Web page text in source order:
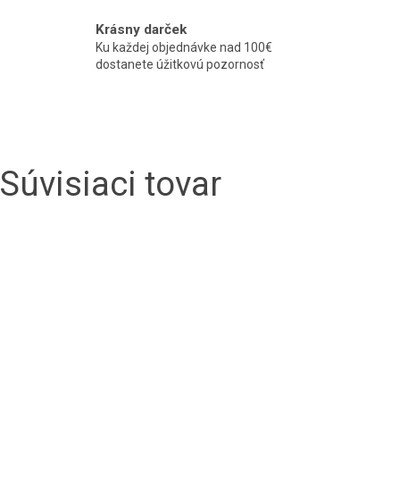
Krásny darček
Ku každej objednávke nad 100€
dostanete úžitkovú pozornosť
Súvisiaci tovar